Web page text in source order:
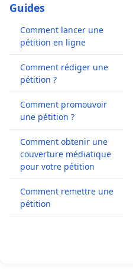
Guides
Comment lancer une
pétition en ligne
Comment rédiger une
pétition ?
Comment promouvoir
une pétition ?
Comment obtenir une
couverture médiatique
pour votre pétition
Comment remettre une
pétition